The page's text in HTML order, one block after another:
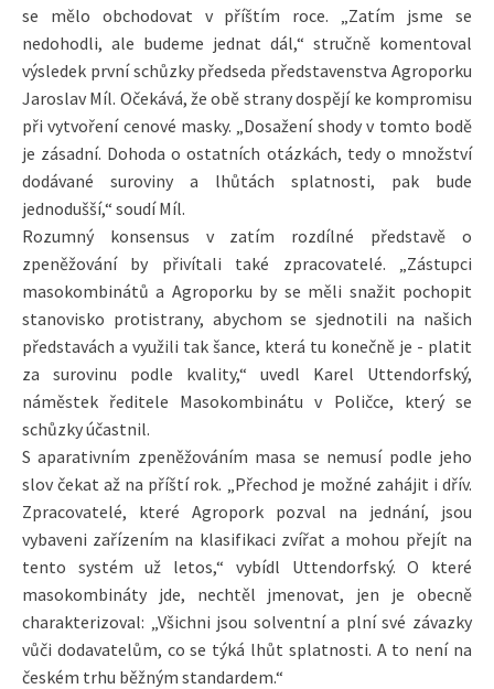
se mělo obchodovat v příštím roce. „Zatím jsme se
nedohodli, ale budeme jednat dál,“ stručně komentoval
výsledek první schůzky předseda představenstva Agroporku
Jaroslav Míl. Očekává, že obě strany dospějí ke kompromisu
při vytvoření cenové masky. „Dosažení shody v tomto bodě
je zásadní. Dohoda o ostatních otázkách, tedy o množství
dodávané suroviny a lhůtách splatnosti, pak bude
jednodušší,“ soudí Míl.
Rozumný konsensus v zatím rozdílné představě o
zpeněžování by přivítali také zpracovatelé. „Zástupci
masokombinátů a Agroporku by se měli snažit pochopit
stanovisko protistrany, abychom se sjednotili na našich
představách a využili tak šance, která tu konečně je - platit
za surovinu podle kvality,“ uvedl Karel Uttendorfský,
náměstek ředitele Masokombinátu v Poličce, který se
schůzky účastnil.
S aparativním zpeněžováním masa se nemusí podle jeho
slov čekat až na příští rok. „Přechod je možné zahájit i dřív.
Zpracovatelé, které Agropork pozval na jednání, jsou
vybaveni zařízením na klasifikaci zvířat a mohou přejít na
tento systém už letos,“ vybídl Uttendorfský. O které
masokombináty jde, nechtěl jmenovat, jen je obecně
charakterizoval: „Všichni jsou solventní a plní své závazky
vůči dodavatelům, co se týká lhůt splatnosti. A to není na
českém trhu běžným standardem.“